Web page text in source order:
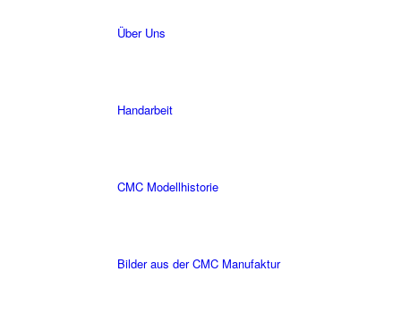
Über Uns
Handarbeit
CMC Modellhistorie
Bilder aus der CMC Manufaktur